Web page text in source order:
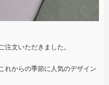
注文いただきました。
れからの季節に人気のデザイン